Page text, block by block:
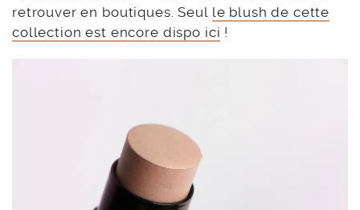
retrouver en boutiques. Seul le blush de cette
collection est encore dispo ici !